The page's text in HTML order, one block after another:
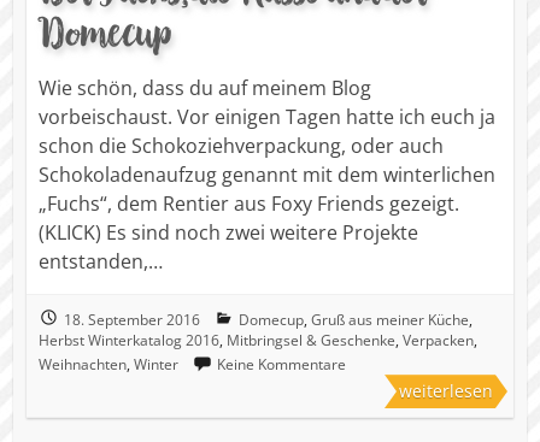
Domecup
Wie schön, dass du auf meinem Blog
vorbeischaust. Vor einigen Tagen hatte ich euch ja
schon die Schokoziehverpackung, oder auch
Schokoladenaufzug genannt mit dem winterlichen
„Fuchs“, dem Rentier aus Foxy Friends gezeigt.
(KLICK) Es sind noch zwei weitere Projekte
entstanden,…
18. September 2016 Domecup, Gruß aus meiner Küche,
Herbst Winterkatalog 2016, Mitbringsel & Geschenke, Verpacken,
Weihnachten, Winter Keine Kommentare
weiterlesen